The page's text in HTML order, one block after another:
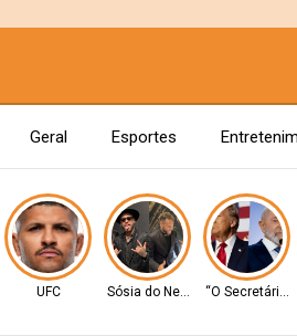
Geral Esportes
UFC Sósia do Neymar“O Secretário”